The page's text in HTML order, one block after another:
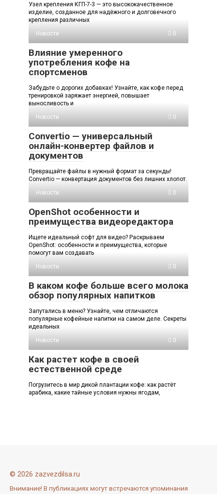
Узел крепления КГП-7-3 — это высококачественное
изделие, созданное для надёжного и долговечного
крепления различных
Новости
0
Влияние умеренного
употребления кофе на
спортсменов
Забудьте о дорогих добавках! Узнайте, как кофе перед
тренировкой заряжает энергией, повышает
выносливость и
Новости
0
Convertio — универсальный
онлайн-конвертер файлов и
документов
Превращайте файлы в нужный формат за секунды!
Convertio — конвертация документов без лишних хлопот.
Новости
0
OpenShot особенности и
преимущества видеоредактора
Ищете идеальный софт для видео? Раскрываем
OpenShot: особенности и преимущества, которые
помогут вам создавать
Новости
0
В каком кофе больше всего молока
обзор популярных напитков
Запутались в меню? Узнайте, чем отличаются
популярные кофейные напитки на самом деле. Секреты
идеальных
Новости
0
Как растет кофе в своей
естественной среде
Погрузитесь в мир дикой плантации кофе: как растёт
арабика, какие тайные условия нужны ягодам,
© 2026 zazvezdilsa.ru
Внимание! В публикациях могут встречаются упоминания